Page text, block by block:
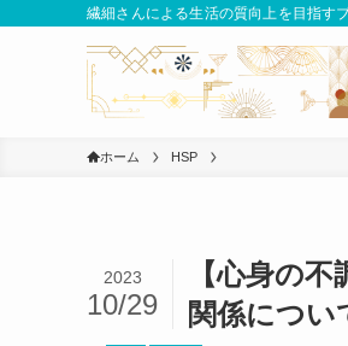
繊細さんによる生活の質向上を目指す
ホーム HSP
【心身の
関係につい
2023
10/29